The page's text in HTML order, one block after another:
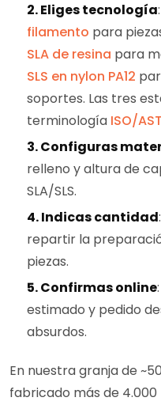
2. Eliges tecnología:
filamento para
SLA de resina para
SLS en nylon PA12
soportes. Las tres
terminología ISO/
3. Configuras
relleno y altura de
SLA/SLS.
4. Indicas cantidad
repartir la
piezas.
5. Confirmas online
estimado y pedido
absurdos.
En nuestra granja de
fabricado más de